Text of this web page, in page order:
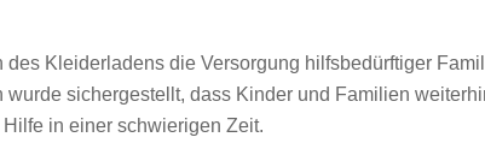
Kleiderladens die Versorgung hilfsbedürftiger
sichergestellt, dass Kinder und Familien
in einer schwierigen Zeit.